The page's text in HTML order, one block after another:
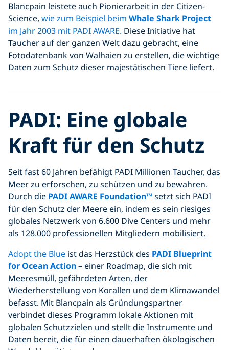
Blancpain leistete auch Pionierarbeit in der Citizen-
Science, wie zum Beispiel beim Whale Shark Project
im Jahr 2003 mit PADI AWARE. Diese Initiative hat
Taucher auf der ganzen Welt dazu gebracht, eine
Fotodatenbank von Walhaien zu erstellen, die wichtige
Daten zum Schutz dieser majestätischen Tiere liefert.
PADI: Eine globale
Kraft für den Schutz
Seit fast 60 Jahren befähigt PADI Millionen Taucher, das
Meer zu erforschen, zu schützen und zu bewahren.
Durch die PADI AWARE Foundation™setzt sich PADI
für den Schutz der Meere ein, indem es sein riesiges
globales Netzwerk von 6.600 Dive Centers und mehr
als 128.000 professionellen Mitgliedern mobilisiert.
Adopt the Blue ist das Herzstück des PADI Blueprint
for Ocean Action– einer Roadmap, die sich mit
Meeresmüll, gefährdeten Arten, der
Wiederherstellung von Korallen und dem Klimawandel
befasst. Mit Blancpain als Gründungspartner
verbindet dieses Programm lokale Aktionen mit
globalen Schutzzielen und stellt die Instrumente und
Daten bereit, die für einen dauerhaften ökologischen